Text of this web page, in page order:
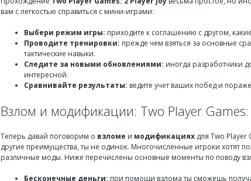
вам с легкостью справиться с мини-играми:
Выбери режим игры: приходите к соглашению с другом,
Проводите тренировки: прежде чем взяться за основные
тактические навыки.
Следите за новыми обновлениями: иногда разработчики
интересной.
Сравнивайте результаты: ведите учет ваших побед и
Взлом и модификации: Two Player Games:
Теперь давай поговорим о взломе и модификациях для Two Player
другие преимущества, ты не одинок. Многочисленные игроки хотят
различные моды. Ниже перечислены основные моменты по поводу
Бесконечные деньги: при помощи взлома ты сможешь